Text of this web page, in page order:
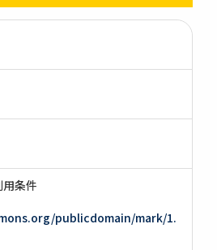
条件
publicdomain/mark/1.